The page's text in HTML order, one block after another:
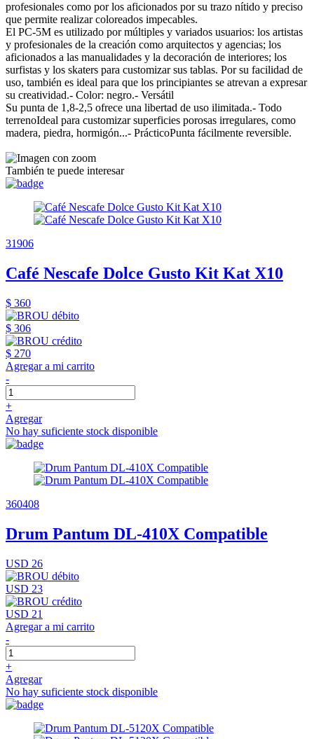
profesionales como por los aficionados por su trazo nítido y preciso
que permite realizar coloreados impecables.
El PC-5M es utilizado por múltiples y variados usuarios: los artistas
y profesionales de la creación como arquitectos y agencias; los
aficionados a las manualidades y la decoración de interiores; los
surfistas y los skaters para customizar sus tablas. Por su facilidad de
uso, también es ideal para que los principiantes se atrevan a expresar
su creatividad.- Color: negro.- Versátil
Su punta de 1,8-2,5 ofrece una libertad de uso ilimitada.- Todo
terrenoIdeal para customizar superficies porosas irregulares, como
madera, piedra, hormigón...- PrácticoPunta fácilmente reversible.
También te puede interesar
31906
Café Nescafe Dolce Gusto Kit Kat X10
$ 360
$ 306
$ 270
Agregar a mi carrito
-
+
Agregar
No hay suficiente stock disponible
360408
Drum Pantum DL-410X Compatible
USD 26
USD 23
USD 21
Agregar a mi carrito
-
+
Agregar
No hay suficiente stock disponible